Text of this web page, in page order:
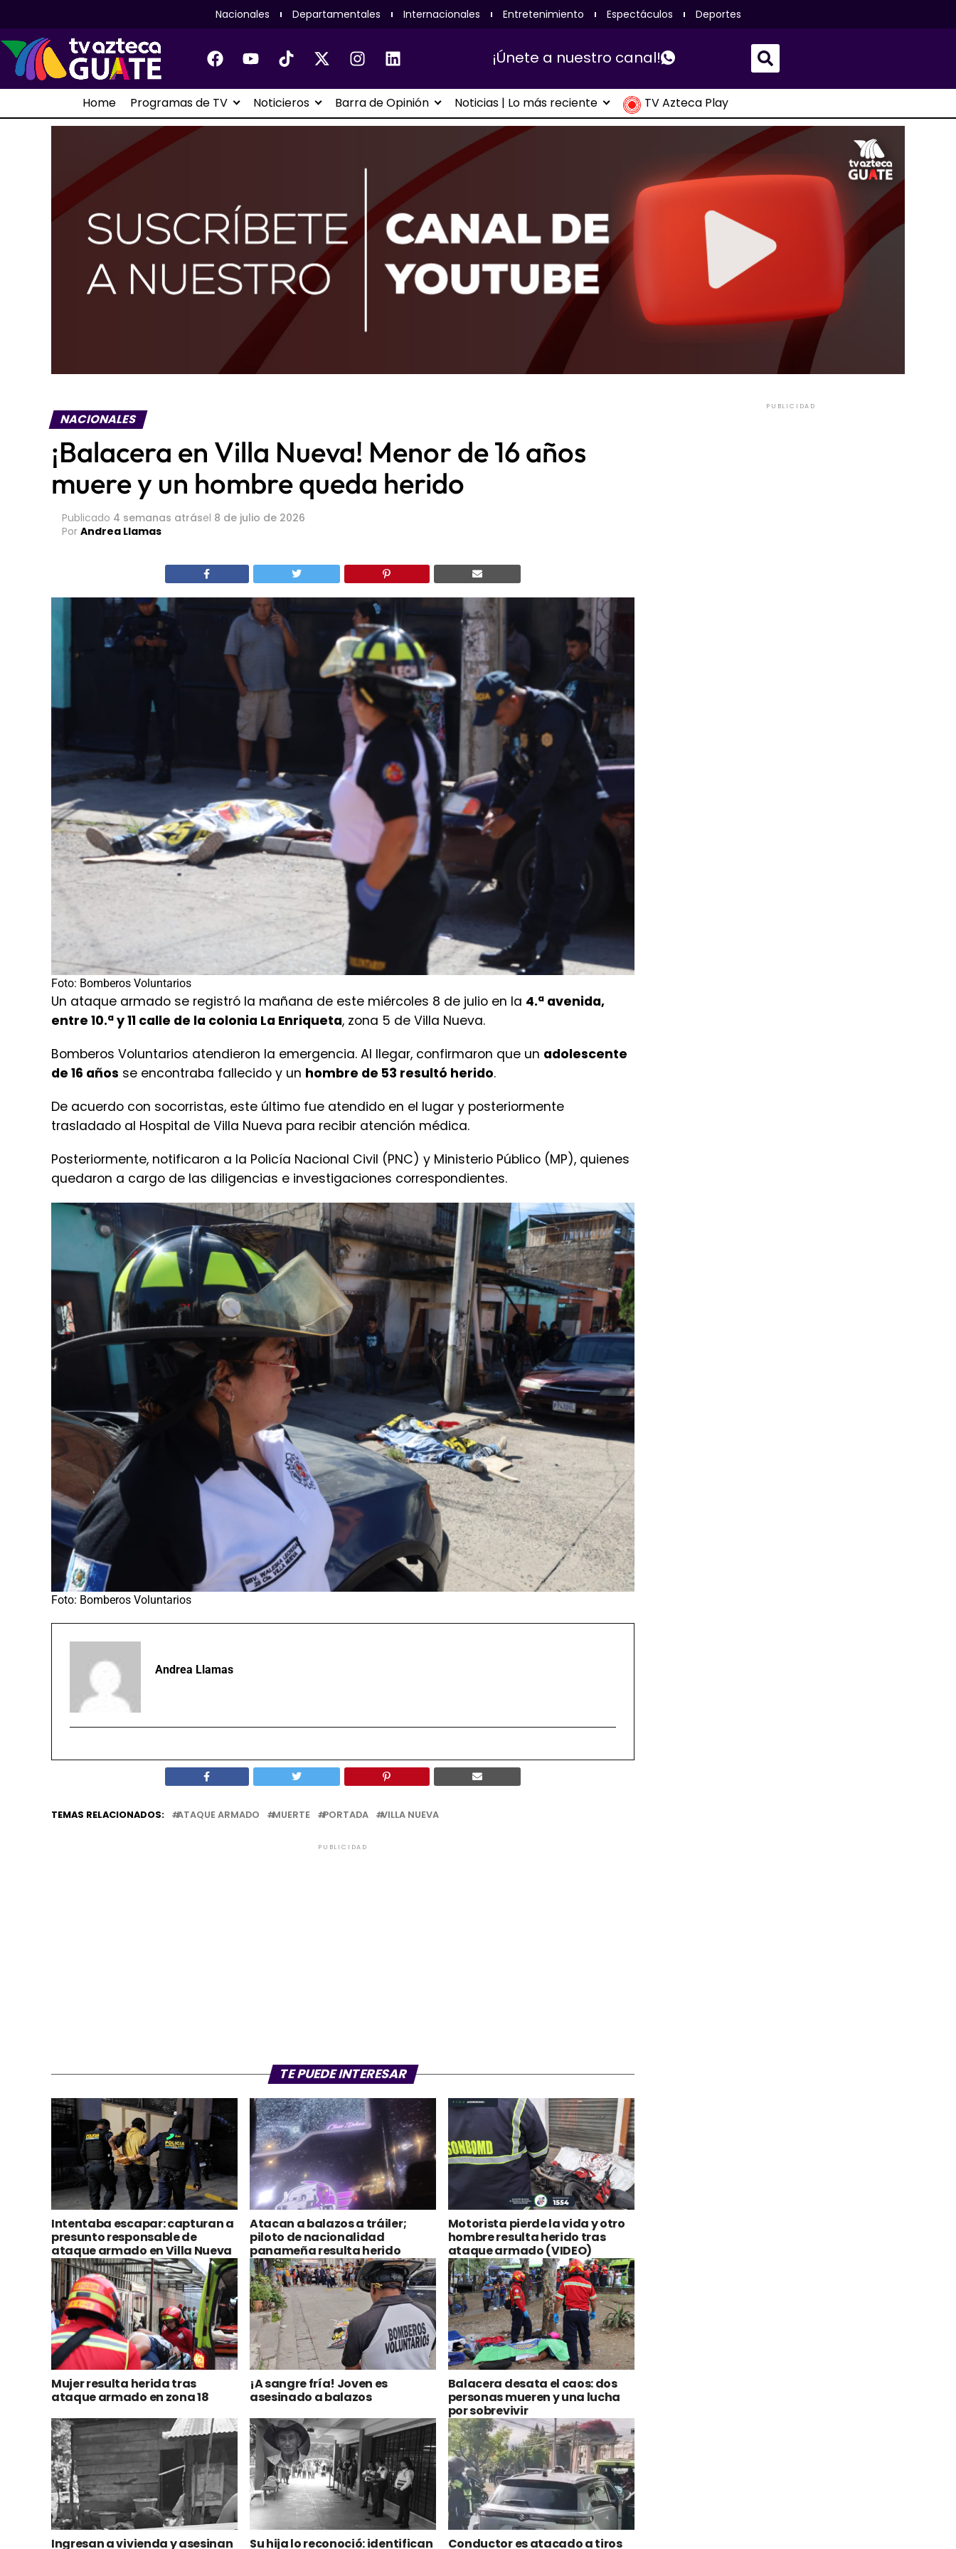
Nacionales Departamentales Internacionales Entretenimiento Espectáculos Deportes
¡Únete a nuestro canal!
Home Programas de TV Noticieros Barra de Opinión Noticias | Lo más reciente TV Azteca Play
NACIONALES
¡Balacera en Villa Nueva! Menor de 16 años
muere y un hombre queda herido
Publicado 4 semanas atrásel 8 de julio de 2026
Por Andrea Llamas
Foto: Bomberos Voluntarios
Un ataque armado se registró la mañana de este miércoles 8 de julio en la 4.ª avenida,
entre 10.ª y 11 calle de la colonia La Enriqueta, zona 5 de Villa Nueva.
Bomberos Voluntarios atendieron la emergencia. Al llegar, confirmaron que un adolescente
de 16 años se encontraba fallecido y un hombre de 53 resultó herido.
De acuerdo con socorristas, este último fue atendido en el lugar y posteriormente
trasladado al Hospital de Villa Nueva para recibir atención médica.
Posteriormente, notificaron a la Policía Nacional Civil (PNC) y Ministerio Público (MP), quienes
quedaron a cargo de las diligencias e investigaciones correspondientes.
Foto: Bomberos Voluntarios
Andrea Llamas
TEMAS RELACIONADOS: ATAQUE ARMADO MUERTE PORTADA VILLA NUEVA
PUBLICIDAD
TE PUEDE INTERESAR
Intentaba escapar: capturan a
presunto responsable de
ataque armado en Villa Nueva
Atacan a balazos a tráiler;
piloto de nacionalidad
panameña resulta herido
Motorista pierde la vida y otro
hombre resulta herido tras
ataque armado (VIDEO)
Mujer resulta herida tras
ataque armado en zona 18
¡A sangre fría! Joven es
asesinado a balazos
Balacera desata el caos: dos
personas mueren y una lucha
por sobrevivir
Ingresan a vivienda y asesinan Su hija lo reconoció: identifican Conductor es atacado a tiros
PUBLICIDAD